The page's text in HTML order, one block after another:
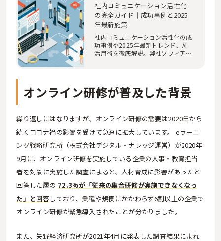
社内コミュニケーション活性化
の完全ガイド｜成功事例と2025
年最新施策
社内コミュニケーション活性化の成
功事例や2025年最新トレンド、AI
活用術を徹底解説。弊社ソフィアの
オンライン研修が普及した背景
繰り返しにはなりますが、オンライン研修の需要は2020年から
続くコロナ禍の影響を受けて急速に拡大しています。 eラーニ
ング戦略研究所（株式会社デジタル・ナレッジ運営）が2020年
9月に、オンライン研修を実施している企業の人事・教育担当
者を対象に実施した調査によると、人材育成に影響があったと
回答した層の 72.3%が「従来の集合研修が実施できなくなっ
た」と回答しており、業種や規模にかかわらず6割以上の企業で
オンライン研修が緊急導入されたことが分かりました。
また、矢野経済研究所が2021年4月に発表した調査結果によれ